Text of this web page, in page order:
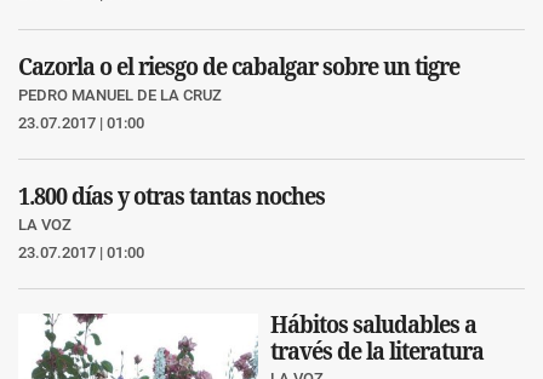
Cazorla o el riesgo de cabalgar sobre un tigre
PEDRO MANUEL DE LA CRUZ
23.07.2017 | 01:00
1.800 días y otras tantas noches
LA VOZ
23.07.2017 | 01:00
Hábitos saludables a
través de la literatura